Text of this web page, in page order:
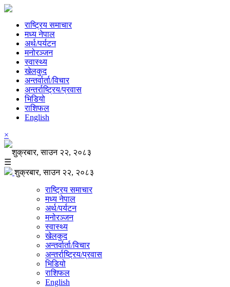
राष्ट्रिय समाचार
मध्य नेपाल
अर्थ/पर्यटन
मनोरञ्जन
स्वास्थ्य
खेलकुद
अन्तर्वार्ता/विचार
अन्तर्राष्ट्रिय/प्रवास
भिडियो
राशिफल
English
×
शुक्रबार, साउन २२, २०८३
☰
शुक्रबार, साउन २२, २०८३
राष्ट्रिय समाचार
मध्य नेपाल
अर्थ/पर्यटन
मनोरञ्जन
स्वास्थ्य
खेलकुद
अन्तर्वार्ता/विचार
अन्तर्राष्ट्रिय/प्रवास
भिडियो
राशिफल
English